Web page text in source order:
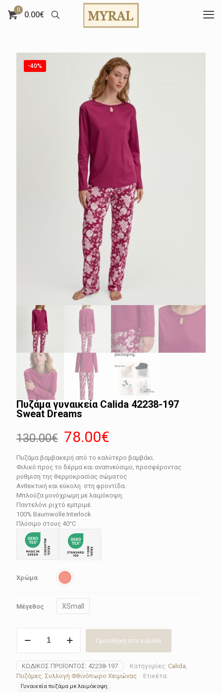
0
0.00€
-40%
Πυζάμα γυναικεία Calida 42238-197
Sweat Dreams
130.00€ Original
price
was:
130.00€.
78.00€
τρέχουσα
τιμή
είναι:
78.00€.
Πυζάμα βαμβακερή από το καλύτερο βαμβάκι.
Φιλικό προς το δέρμα και αναπνεύσιμο, προσφέροντας
ρύθμιση της θερμοκρασίας σώματος
Ανθεκτική και εύκολη στη φροντίδα.
Μπλούζα μονόχρωμη με λαιμόκοψη.
Παντελόνι ριχτό εμπριμέ.
100% Baumwolle Interlock
Πλύσιμο στους 40°C
Χρώμα
Μέγεθος XSmall
γυναικεία
42238-
197
Sweat
Dreams
Προσθήκη στο καλάθι
ΚΩΔΙΚΌΣ ΠΡΟΪΌΝΤΟΣ: 42238-197 Κατηγορίες: Calida,
Πυζάμες, Συλλογή Φθινόπωρο Χειμώνας Ετικέτα:
Γυναικεία πυζάμα με λαιμόκοψη